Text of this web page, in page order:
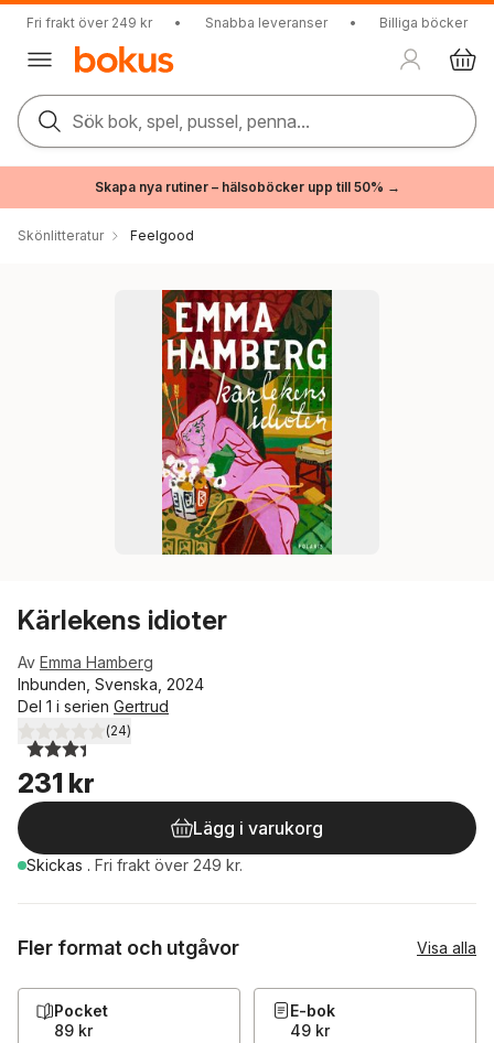
Fri frakt över 249 kr • Snabba leveranser • Billiga böcker
Sök bok, spel, pussel, penna...
Skapa nya rutiner – hälsoböcker upp till 50% →
Skönlitteratur Feelgood
Kärlekens idioter
Av Emma Hamberg
Inbunden, Svenska, 2024
Del 1 i serien Gertrud
3,4utav 5 stjärnor. Totalt antal röster:
(24)
231 kr
Lägg i varukorg
Skickas . Fri frakt över 249 kr.
Fler format och utgåvor Visa alla
Pocket
89 kr
E-bok
49 kr